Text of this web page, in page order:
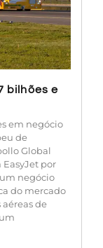
bilhões e
em negócio
de
Global
por
negócio
do mercado
de